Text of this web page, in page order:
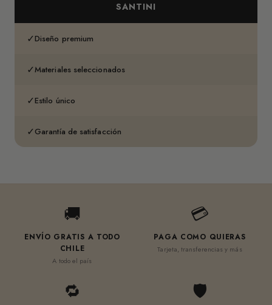
SANTINI
✓Diseño premium
✓Materiales seleccionados
✓Estilo único
✓Garantía de satisfacción
🚚
ENVÍO GRATIS A TODO
CHILE
A todo el país
💳
PAGA COMO QUIERAS
Tarjeta, transferencias y más
🔁 🛡